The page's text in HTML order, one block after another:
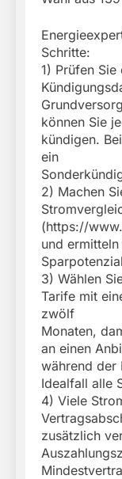
Schritte:
1) Prüfen
können Sie
kündigen.
ein
2) Machen
(https://
und
3) Wählen
Tarife mit
zwölf
Monaten,
an einen
während der
Idealfall alle
4) Viele
zusätzlich